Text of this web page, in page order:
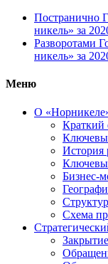
Постранично
никель» за
Разворотами
никель» за
Меню
О
Краткий
История
Бизнес-
Схема